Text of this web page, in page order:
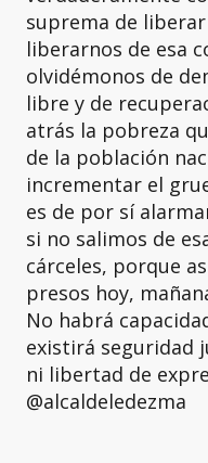
suprema de liberar
liberarnos de esa
olvidémonos de
libre y de
atrás la pobreza
de la población
incrementar el
es de por sí
si no salimos de
cárceles, porque
presos hoy,
No habrá
existirá seguridad
ni libertad de
@alcaldeledezma